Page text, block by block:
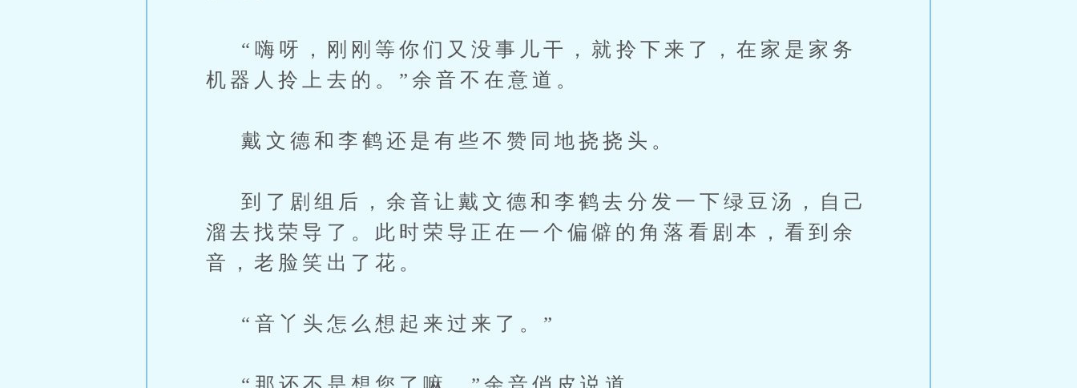
“嗨呀，刚刚等你们又没事儿干，就拎下来了，在家是家务
机器人拎上去的。”余音不在意道。
戴文德和李鹤还是有些不赞同地挠挠头。
到了剧组后，余音让戴文德和李鹤去分发一下绿豆汤，自己
溜去找荣导了。此时荣导正在一个偏僻的角落看剧本，看到余
音，老脸笑出了花。
“音丫头怎么想起来过来了。”